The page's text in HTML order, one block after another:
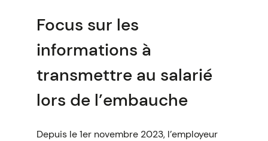
Focus sur les
informations à
transmettre au salarié
lors de l’embauche
Depuis le 1er novembre 2023, l’employeur